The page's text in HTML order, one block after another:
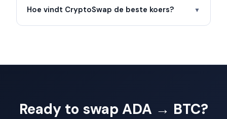
Hoe vindt CryptoSwap de beste koers? ▼
Ready to swap ADA → BTC?